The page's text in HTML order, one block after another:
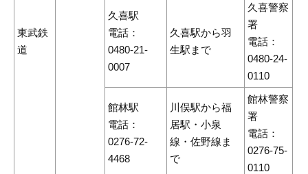
東武鉄
道
久喜駅
電話：
0480-21-
0007
久喜駅から羽
生駅まで
久喜警察
署
電話：
0480-24-
0110
館林駅
電話：
0276-72-
4468
川俣駅から福
居駅・小泉
線・佐野線ま
で
館林警察
署
電話：
0276-75-
0110